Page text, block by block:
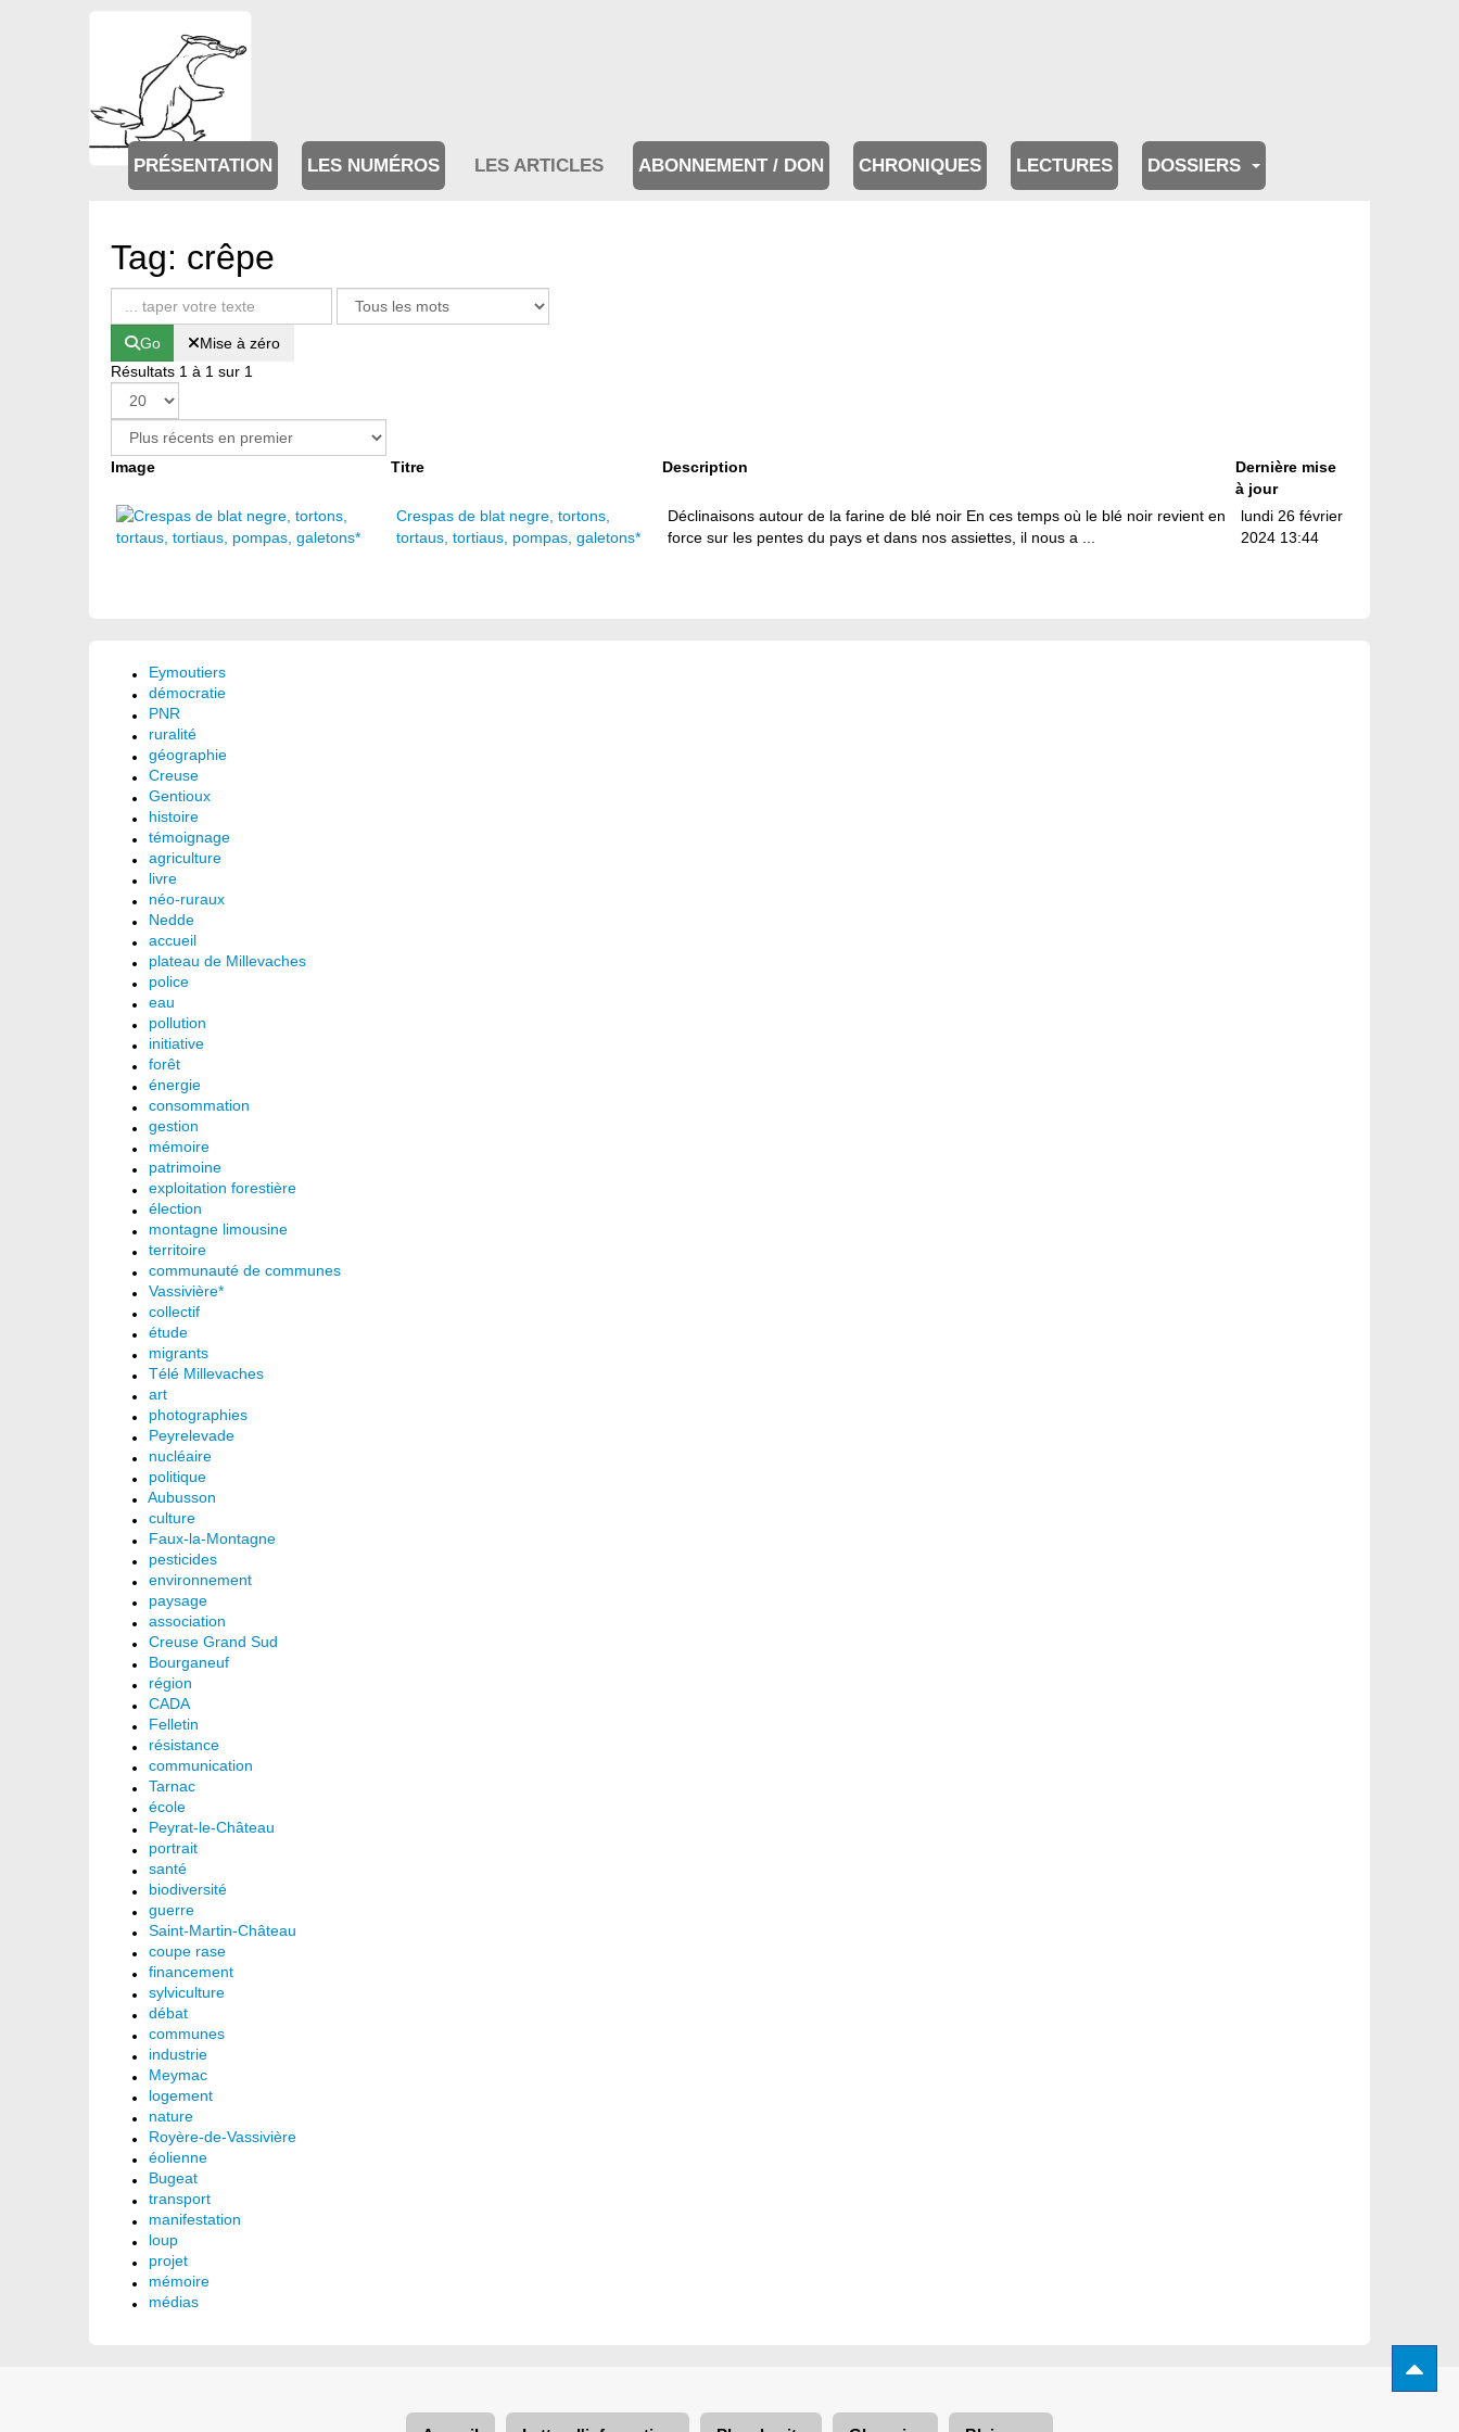
PRÉSENTATION LES NUMÉROS LES ARTICLES ABONNEMENT / DON CHRONIQUES LECTURES DOSSIERS
Tag: crêpe
Go
Mise à zéro
Résultats 1 à 1 sur 1
Image Titre Description
Dernière mise
à jour
Crespas de blat negre, tortons,
tortaus, tortiaus, pompas, galetons*
Déclinaisons autour de la farine de blé noir En ces temps où le blé noir revient en
force sur les pentes du pays et dans nos assiettes, il nous a ...
lundi 26 février
2024 13:44
Eymoutiers
démocratie
PNR
ruralité
géographie
Creuse
Gentioux
histoire
témoignage
agriculture
livre
néo-ruraux
Nedde
accueil
plateau de Millevaches
police
eau
pollution
initiative
forêt
énergie
consommation
gestion
mémoire
patrimoine
exploitation forestière
élection
montagne limousine
territoire
communauté de communes
Vassivière*
collectif
étude
migrants
Télé Millevaches
art
photographies
Peyrelevade
nucléaire
politique
Aubusson
culture
Faux-la-Montagne
pesticides
environnement
paysage
association
Creuse Grand Sud
Bourganeuf
région
CADA
Felletin
résistance
communication
Tarnac
école
Peyrat-le-Château
portrait
santé
biodiversité
guerre
Saint-Martin-Château
coupe rase
financement
sylviculture
débat
communes
industrie
Meymac
logement
nature
Royère-de-Vassivière
éolienne
Bugeat
transport
manifestation
loup
projet
mémoire
médias